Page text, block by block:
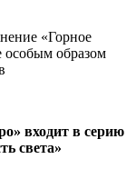
«Горное
особым образом
входит в серию
света»